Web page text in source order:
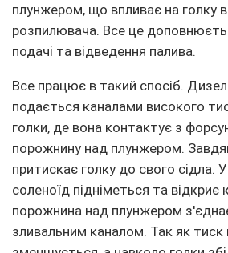
плунжером, що впливає на голку в
розпилювача. Все це
подачі та відведення палива.
Все працює в такий спосіб.
подається каналами високого
голки, де вона контактує з
порожнину над плунжером.
притискає голку до свого сідла.
соленоїд підніметься та відкриє
порожнина над плунжером
зливальним каналом. Так як тиск